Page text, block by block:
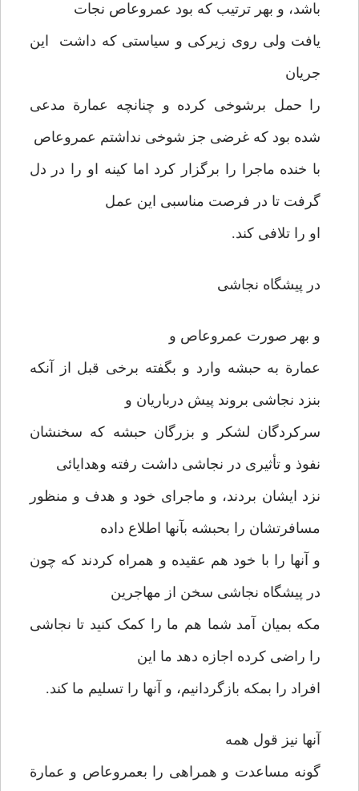
باشد، و بهر ترتیب که بود عمروعاص نجات
یافت ولی روی زیرکی و سیاستی که داشت این
جریان
را حمل برشوخی کرده و چنانچه عمارة مدعی
شده بود که غرضی جز شوخی نداشتم عمروعاص
با خنده ماجرا را برگزار کرد اما کینه او را در دل
گرفت تا در فرصت مناسبی این عمل
او را تلافی کند.
در پیشگاه نجاشی
و بهر صورت عمروعاص و
عمارة به حبشه وارد و بگفته برخی قبل از آنکه
بنزد نجاشی بروند پیش درباریان و
سرکردگان لشکر و بزرگان حبشه که سخنشان
نفوذ و تأثیری در نجاشی داشت رفته وهدایائی
نزد ایشان بردند، و ماجرای خود و هدف و منظور
مسافرتشان را بحبشه بآنها اطلاع داده
و آنها را با خود هم عقیده و همراه کردند که چون
در پیشگاه نجاشی سخن از مهاجرین
مکه بمیان آمد شما هم ما را کمک کنید تا نجاشی
را راضی کرده اجازه دهد ما این
افراد را بمکه بازگردانیم، و آنها را تسلیم ما کند.
آنها نیز قول همه
گونه مساعدت و همراهی را بعمروعاص و عمارة